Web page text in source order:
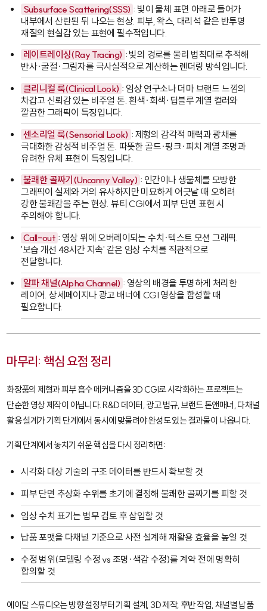
Subsurface Scattering(SSS) : 빛이 물체 표면 아래로 들어가
내부에서 산란된 뒤 나오는 현상. 피부, 왁스, 대리석 같은 반투명
재질의 현실감 있는 표현에 필수적입니다.
레이트레이싱(Ray Tracing) : 빛의 경로를 물리 법칙대로 추적해
반사·굴절·그림자를 극사실적으로 계산하는 렌더링 방식입니다.
클리니컬 룩(Clinical Look) : 임상 연구소나 더마 브랜드 느낌의
차갑고 신뢰감 있는 비주얼 톤. 흰색·회색·딥블루 계열 컬러와
깔끔한 그래픽이 특징입니다.
센소리얼 룩(Sensorial Look) : 제형의 감각적 매력과 광채를
극대화한 감성적 비주얼 톤. 따뜻한 골드·핑크·피치 계열 조명과
유려한 유체 표현이 특징입니다.
불쾌한 골짜기(Uncanny Valley) : 인간이나 생물체를 모방한
그래픽이 실제와 거의 유사하지만 미묘하게 어긋날 때 오히려
강한 불쾌감을 주는 현상. 뷰티 CGI에서 피부 단면 표현 시
주의해야 합니다.
Call-out : 영상 위에 오버레이되는 수치·텍스트 모션 그래픽.
'보습 개선 48시간 지속' 같은 임상 수치를 직관적으로
전달합니다.
알파 채널(Alpha Channel) : 영상의 배경을 투명하게 처리한
레이어. 상세페이지나 광고 배너에 CGI 영상을 합성할 때
필요합니다.
마무리: 핵심 요점 정리
화장품의 제형과 피부 흡수 메커니즘을 3D CGI로 시각화하는 프로젝트는
단순한 영상 제작이 아닙니다. R&D 데이터, 광고 법규, 브랜드 톤앤매너, 다채널
활용 설계가 기획 단계에서 동시에 맞물려야 완성도 있는 결과물이 나옵니다.
기획 단계에서 놓치기 쉬운 핵심을 다시 정리하면:
시각화 대상 기술의 구조 데이터를 반드시 확보할 것
피부 단면 추상화 수위를 초기에 결정해 불쾌한 골짜기를 피할 것
임상 수치 표기는 법무 검토 후 삽입할 것
납품 포맷을 다채널 기준으로 사전 설계해 재활용 효율을 높일 것
수정 범위(모델링 수정 vs 조명·색감 수정)를 계약 전에 명확히
합의할 것
에이달 스튜디오는 방향 설정부터 기획 설계, 3D 제작, 후반 작업, 채널별 납품